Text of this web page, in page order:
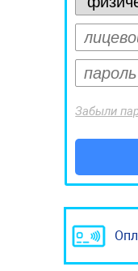
Забыли